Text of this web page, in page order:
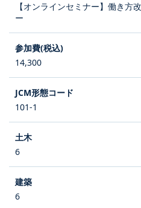
【オンラインセミナー】働き方
ー
14,300
101-1
6
6